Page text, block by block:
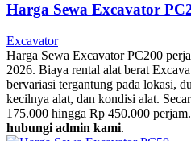
Harga Sewa Excavator
Excavator
Harga Sewa Excavator PC200
2026. Biaya rental alat berat
bervariasi tergantung pada lokasi,
kecilnya alat, dan kondisi alat.
175.000 hingga Rp 450.000 perjam.
hubungi admin kami.